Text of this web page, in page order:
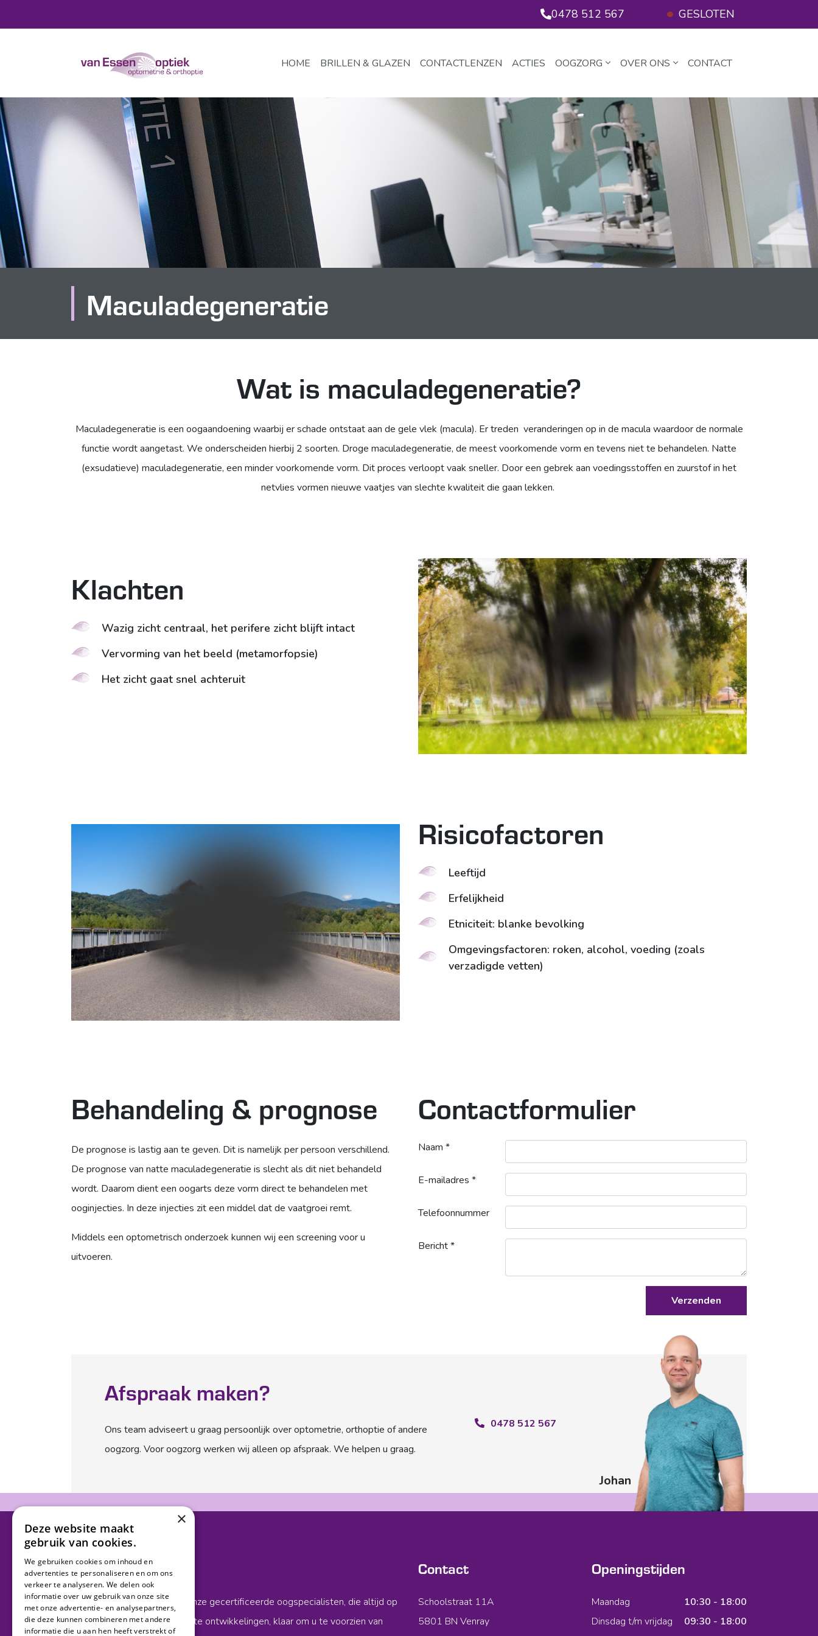
0478 512 567 GESLOTEN
HOME BRILLEN & GLAZEN CONTACTLENZEN ACTIES OOGZORG OVER ONS CONTACT
Maculadegeneratie
Wat is maculadegeneratie?
Maculadegeneratie is een oogaandoening waarbij er schade ontstaat aan de gele vlek (macula). Er treden veranderingen op in de macula waardoor de normale
functie wordt aangetast. We onderscheiden hierbij 2 soorten. Droge maculadegeneratie, de meest voorkomende vorm en tevens niet te behandelen. Natte
(exsudatieve) maculadegeneratie, een minder voorkomende vorm. Dit proces verloopt vaak sneller. Door een gebrek aan voedingsstoffen en zuurstof in het
netvlies vormen nieuwe vaatjes van slechte kwaliteit die gaan lekken.
Klachten
Wazig zicht centraal, het perifere zicht blijft intact
Vervorming van het beeld (metamorfopsie)
Het zicht gaat snel achteruit
Risicofactoren
Leeftijd
Erfelijkheid
Etniciteit: blanke bevolking
Omgevingsfactoren: roken, alcohol, voeding (zoals
verzadigde vetten)
Behandeling & prognose
De prognose is lastig aan te geven. Dit is namelijk per persoon verschillend.
De prognose van natte maculadegeneratie is slecht als dit niet behandeld
wordt. Daarom dient een oogarts deze vorm direct te behandelen met
ooginjecties. In deze injecties zit een middel dat de vaatgroei remt.
Middels een optometrisch onderzoek kunnen wij een screening voor u
uitvoeren.
Contactformulier
Naam *
E-mailadres *
Telefoonnummer
Bericht *
Verzenden
Afspraak maken?
Ons team adviseert u graag persoonlijk over optometrie, orthoptie of andere
oogzorg. Voor oogzorg werken wij alleen op afspraak. We helpen u graag.
0478 512 567
Johan
Van Essen Optiek
Bij Van Essen Optiek staan onze gecertificeerde oogspecialisten, die altijd op
de hoogte zijn van de nieuwste ontwikkelingen, klaar om u te voorzien van
Contact
Schoolstraat 11A
5801 BN Venray
Openingstijden
Maandag
10:30 - 18:00
Dinsdag t/m vrijdag
09:30 - 18:00
×
Deze website maakt
gebruik van cookies.
We gebruiken cookies om inhoud en
advertenties te personaliseren en om ons
verkeer te analyseren. We delen ook
informatie over uw gebruik van onze site
met onze advertentie- en analysepartners,
die deze kunnen combineren met andere
informatie die u aan hen heeft verstrekt of